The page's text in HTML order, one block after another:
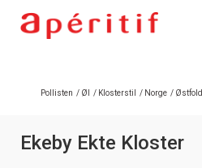
Pollisten / Øl / Klosterstil / Norge / Østfold
Ekeby Ekte Kloster